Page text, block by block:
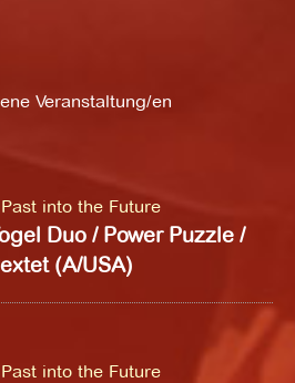
Veranstaltung/en
into the Future
Duo / Power Puzzle /
(A/USA)
into the Future